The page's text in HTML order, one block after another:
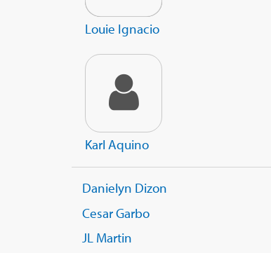
Louie Ignacio
Karl Aquino
Danielyn Dizon
Cesar Garbo
JL Martin